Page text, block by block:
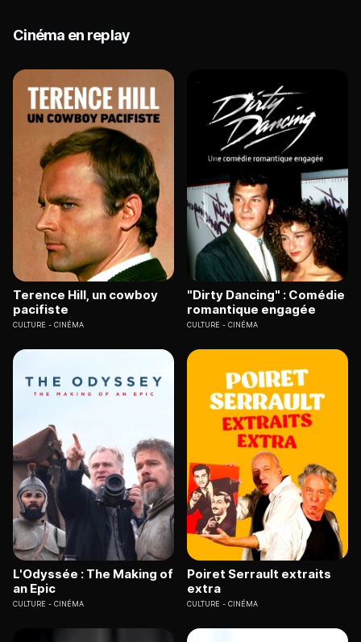
Cinéma en replay
Terence Hill, un cowboy
pacifiste
CULTURE CINÉMA
"Dirty Dancing" : Comédie
romantique engagée
CULTURE CINÉMA
L'Odyssée : The Making of
an Epic
CULTURE CINÉMA
Poiret Serrault extraits
extra
CULTURE CINÉMA